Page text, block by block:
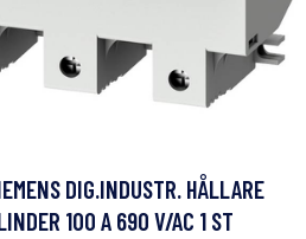
DIG.INDUSTR. HÅLLARE
100 A 690 V/AC 1 ST